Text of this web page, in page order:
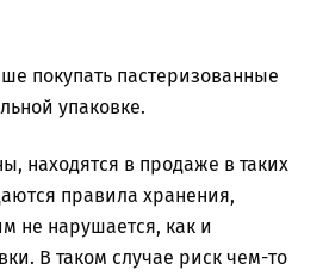
покупать пастеризованные
упаковке.
находятся в продаже в таких
правила хранения,
не нарушается, как и
В таком случае риск чем-то